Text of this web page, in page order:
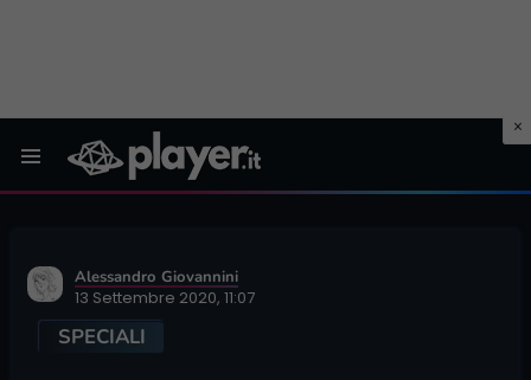
Alessandro Giovannini
13 Settembre 2020, 11:07
SPECIALI